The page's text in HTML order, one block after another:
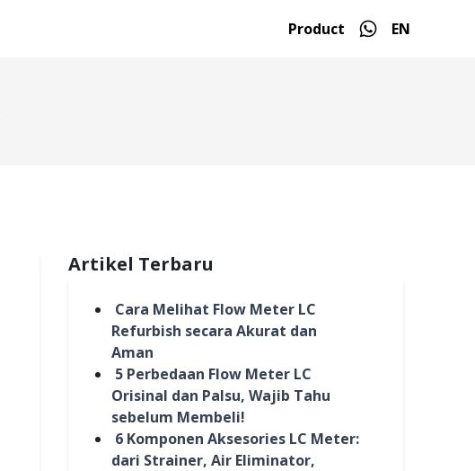
Product EN
Artikel Terbaru
Cara Melihat Flow Meter LC
Refurbish secara Akurat dan
Aman
5 Perbedaan Flow Meter LC
Orisinal dan Palsu, Wajib Tahu
sebelum Membeli!
6 Komponen Aksesories LC Meter:
dari Strainer, Air Eliminator,